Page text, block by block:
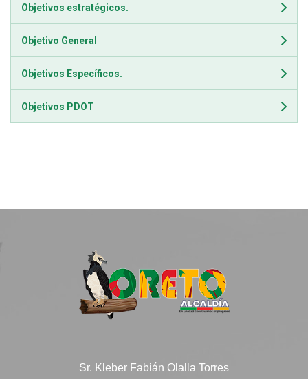
Objetivos estratégicos.
Objetivo General
Objetivos Específicos.
Objetivos PDOT
Sr. Kleber Fabián Olalla Torres